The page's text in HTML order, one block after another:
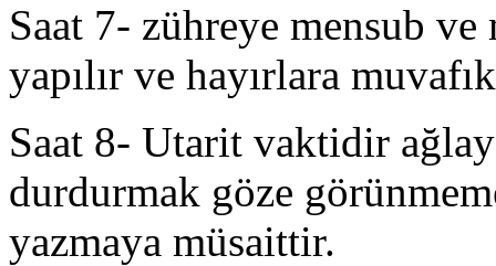
Saat 7- zühreye mensub
yapılır ve hayırlara
Saat 8- Utarit vaktidir
durdurmak göze
yazmaya müsaittir.